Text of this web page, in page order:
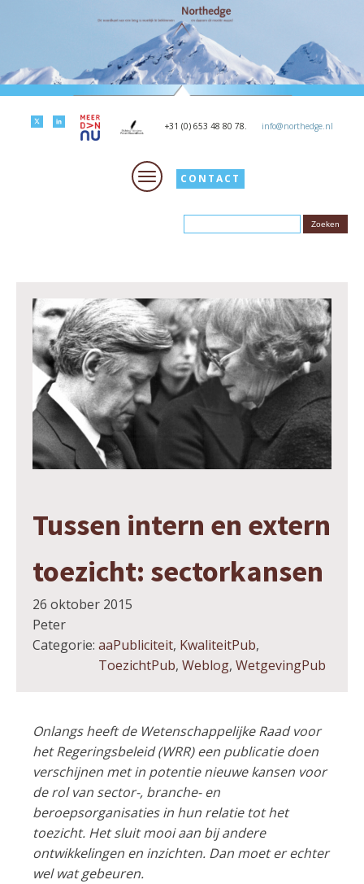
+31 (0) 653 48 80 78. info@northedge.nl
CONTACT
Tussen intern en extern
toezicht: sectorkansen
26 oktober 2015
Peter
Categorie: aaPubliciteit, KwaliteitPub,
ToezichtPub, Weblog, WetgevingPub
Onlangs heeft de Wetenschappelijke Raad voor
het Regeringsbeleid (WRR) een publicatie doen
verschijnen met in potentie nieuwe kansen voor
de rol van sector-, branche- en
beroepsorganisaties in hun relatie tot het
toezicht. Het sluit mooi aan bij andere
ontwikkelingen en inzichten. Dan moet er echter
wel wat gebeuren.